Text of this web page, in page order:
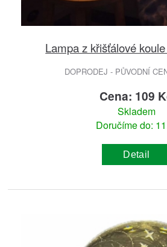
Lampa z křišťálové
DOPRODEJ - PŮVODNÍ
Cena: 109
Skladem
Doručíme do:
Detail